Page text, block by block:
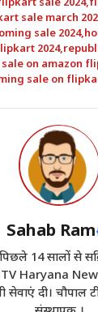
sale march
sale 2024,
2024,
on amazon
sale on
Sahab Ram
पिछले 14 सालों से
Haryana
दी। चौपाल